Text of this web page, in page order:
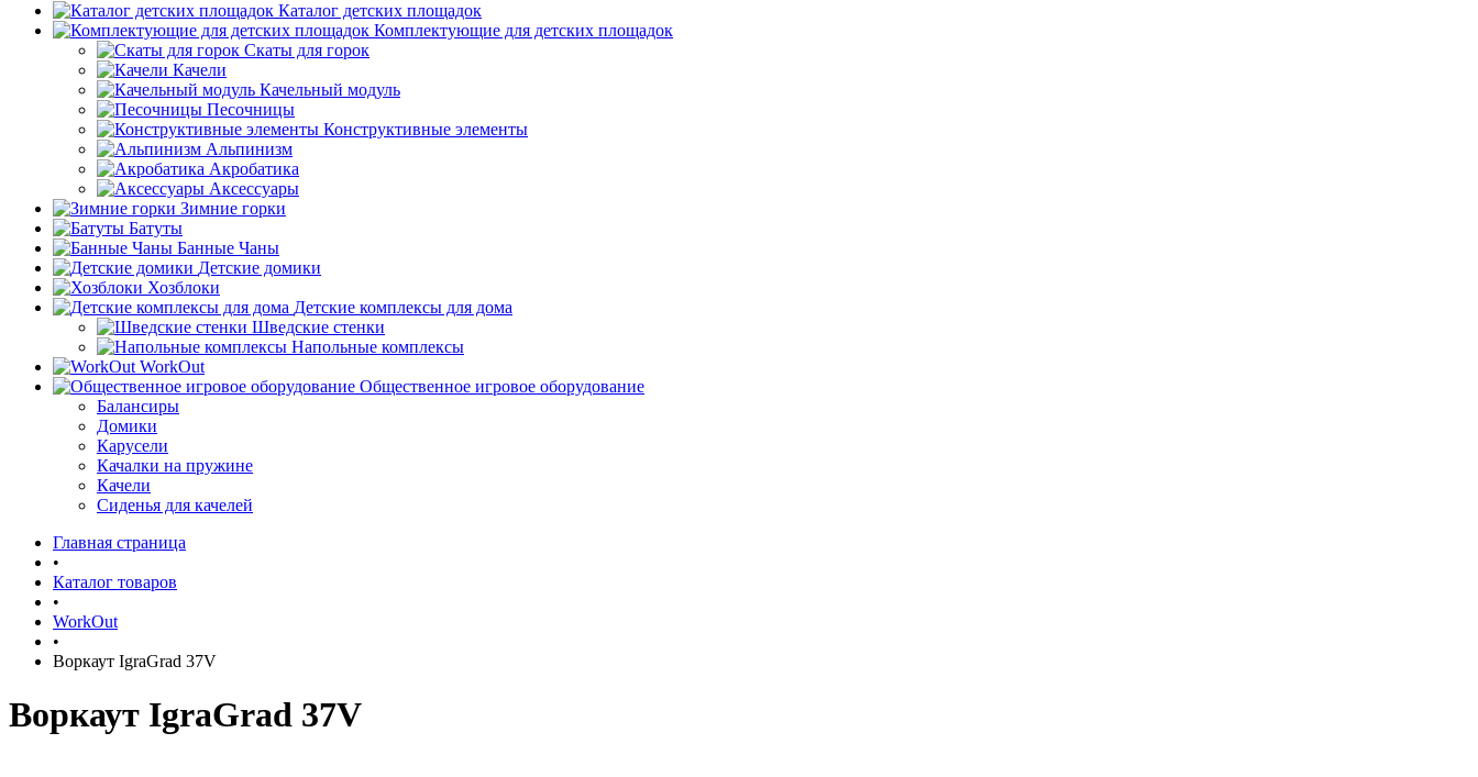
Каталог детских площадок
Комплектующие для детских площадок
Скаты для горок
Качели
Качельный модуль
Песочницы
Конструктивные элементы
Альпинизм
Акробатика
Аксессуары
Зимние горки
Батуты
Банные Чаны
Детские домики
Хозблоки
Детские комплексы для дома
Шведские стенки
Напольные комплексы
WorkOut
Общественное игровое оборудование
Балансиры
Домики
Карусели
Качалки на пружине
Качели
Сиденья для качелей
Главная страница
•
Каталог товаров
•
WorkOut
•
Воркаут IgraGrad 37V
Воркаут IgraGrad 37V